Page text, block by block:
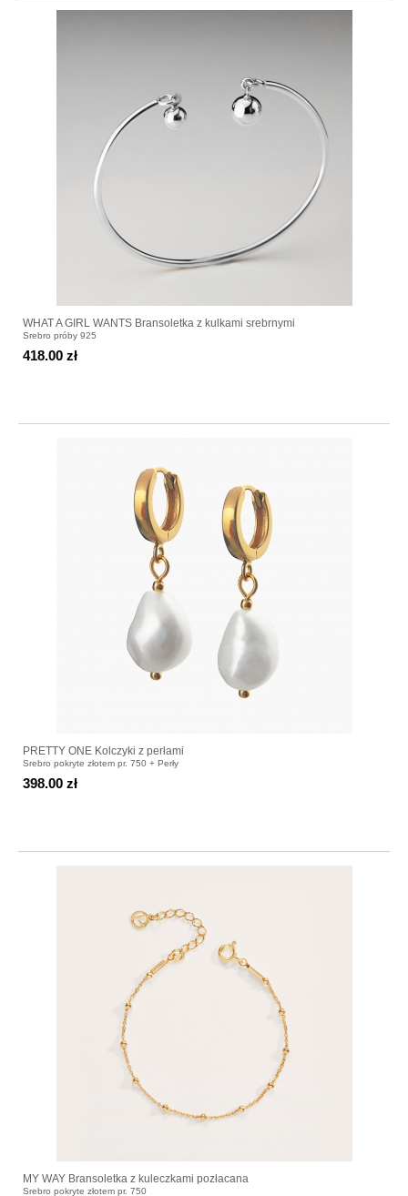
WHAT A GIRL WANTS Bransoletka z kulkami srebrnymi
Srebro próby 925
418.00 zł
PRETTY ONE Kolczyki z perłami
Srebro pokryte złotem pr. 750 + Perły
398.00 zł
MY WAY Bransoletka z kuleczkami pozłacana
Srebro pokryte złotem pr. 750